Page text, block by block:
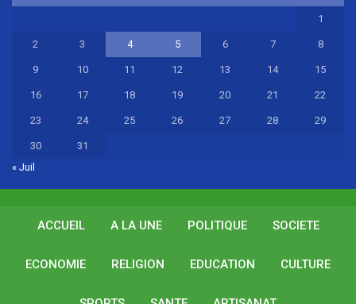
1
2 3 4 5 6 7 8
9 10 11 12 13 14 15
16 17 18 19 20 21 22
23 24 25 26 27 28 29
30
31
« Juil
ACCUEIL A LA UNE POLITIQUE SOCIETE
ECONOMIE RELIGION EDUCATION CULTURE